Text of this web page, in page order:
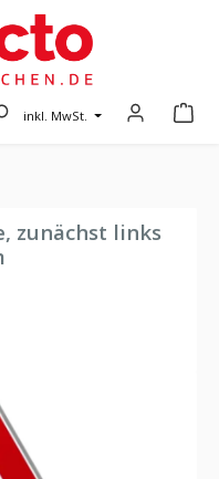
inkl. MwSt.
zunächst links